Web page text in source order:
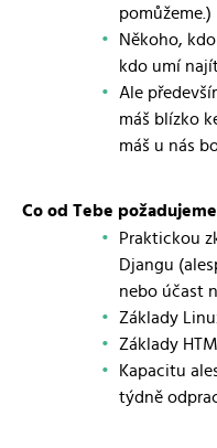
pomůžeme.)
Někoho,
kdo umí
Ale
máš blízko
máš u nás
Co od Tebe
Praktickou
Djangu
nebo účast
Základy
Základy
Kapacitu
týdně